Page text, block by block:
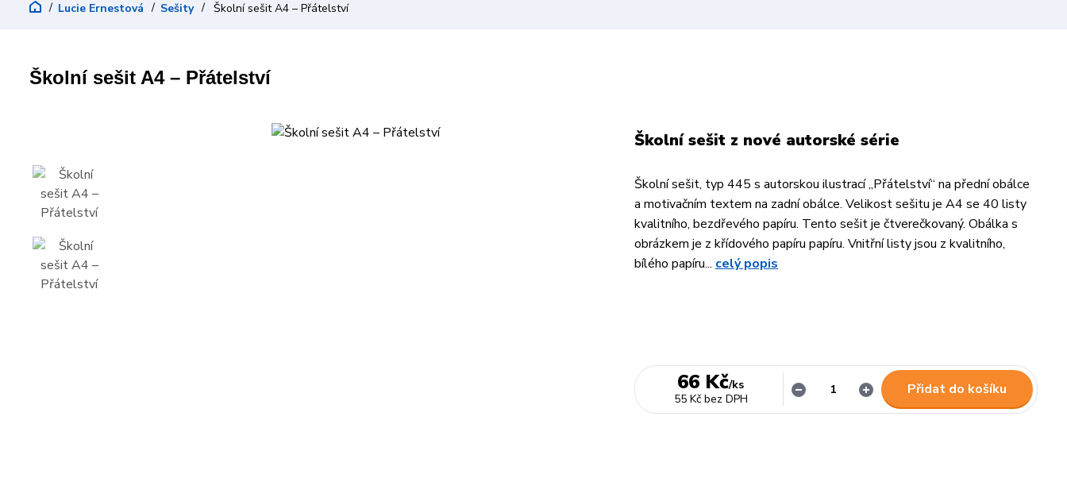
Lucie Ernestová Sešity Školní sešit A4 – Přátelství
Školní sešit A4 – Přátelství
Školní sešit z nové autorské série
Školní sešit, typ 445 s autorskou ilustrací „Přátelství“ na přední obálce
a motivačním textem na zadní obálce. Velikost sešitu je A4 se 40 listy
kvalitního, bezdřevého papíru. Tento sešit je čtverečkovaný. Obálka s
obrázkem je z křídového papíru papíru. Vnitřní listy jsou z kvalitního,
bílého papíru... celý popis
66 Kč/ks
55 Kč bez DPH
Přidat do košíku